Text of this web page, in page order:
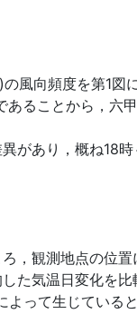
風向頻度を第1図
ることから，六
があり，概ね18
，観測地点の位置
た気温日変化を
って生じていると